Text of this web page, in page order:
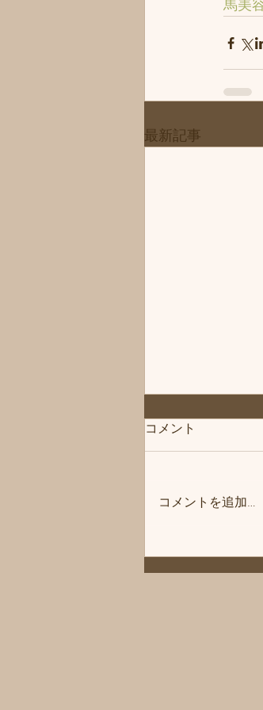
馬美
最新記事
ートメント＆
コメント
コメントを追加…